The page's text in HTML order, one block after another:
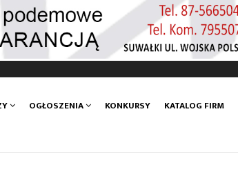
OGŁOSZENIA KONKURSY KATALOG FIRM